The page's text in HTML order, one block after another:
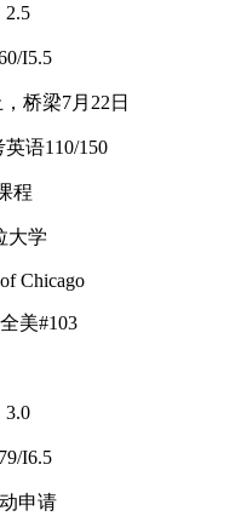
2.5
I5.5
桥梁7月22日
语110/150
程
大学
Chicago
美#103
3.0
I6.5
申请